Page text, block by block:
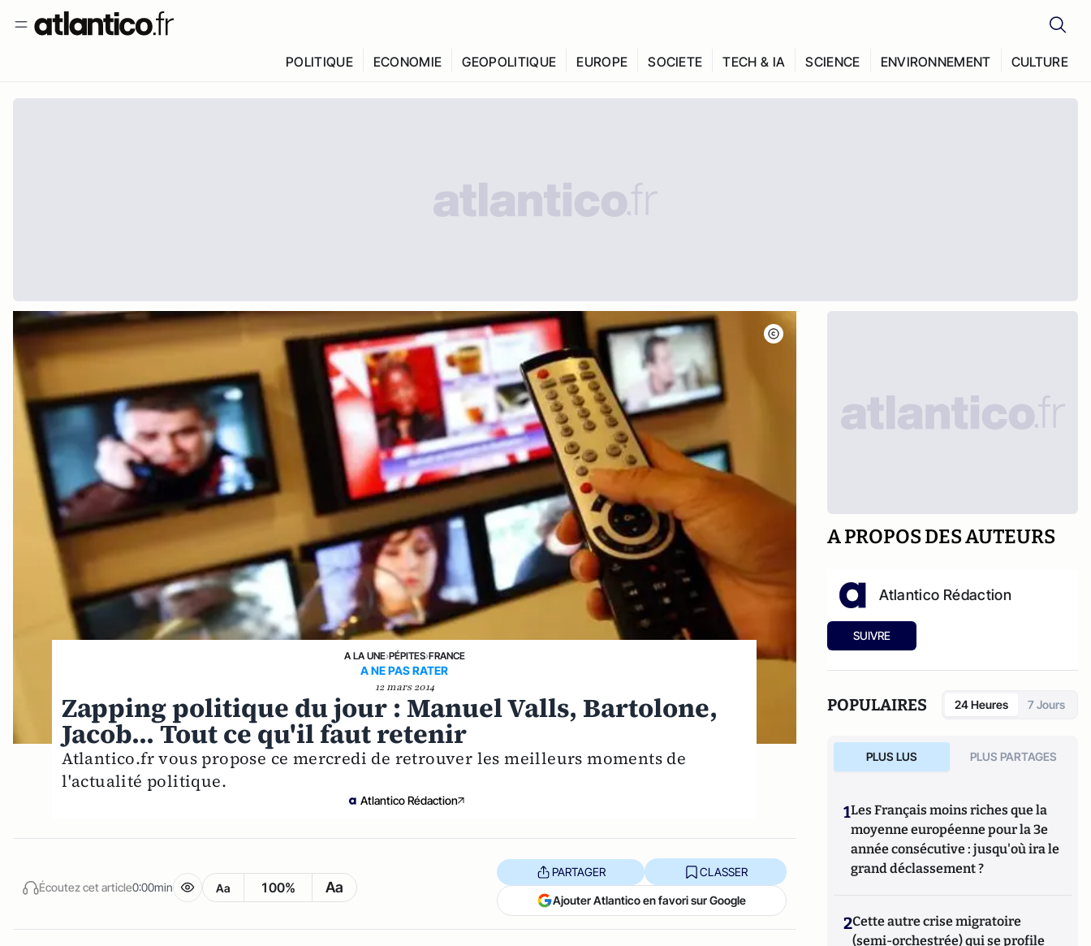
POLITIQUE ECONOMIE GEOPOLITIQUE EUROPE SOCIETE TECH & IA SCIENCE ENVIRONNEMENT CULTURE
A LA UNE›PÉPITES›FRANCE
A NE PAS RATER
12 mars 2014
Zapping politique du jour : Manuel Valls, Bartolone,
Jacob... Tout ce qu'il faut retenir
Atlantico.fr vous propose ce mercredi de retrouver les meilleurs moments de
l'actualité politique.
Atlantico Rédaction
Écoutez cet article0:00min Aa 100% Aa
PARTAGER CLASSER
Ajouter Atlantico en favori sur Google
A PROPOS DES AUTEURS
Atlantico Rédaction
SUIVRE
POPULAIRES 24 Heures 7 Jours
PLUS LUS PLUS PARTAGES
1Les Français moins riches que la
moyenne européenne pour la 3e
année consécutive : jusqu'où ira le
grand déclassement ?
2Cette autre crise migratoire
(semi-orchestrée) qui se profile